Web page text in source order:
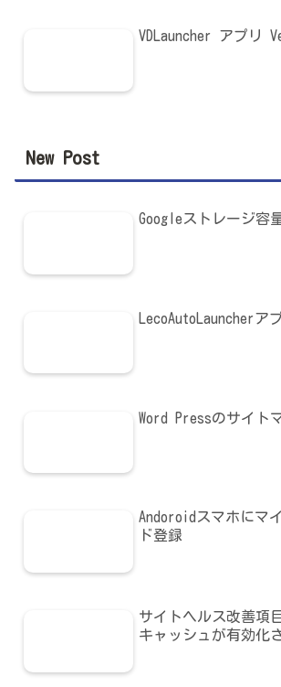
VDLauncher アプリ
New Post
Googleストレージ容
LecoAutoLauncher
Word Pressのサイト
Andoroidスマホにマ
ド登録
サイトヘルス改善項
キャッシュが有効化